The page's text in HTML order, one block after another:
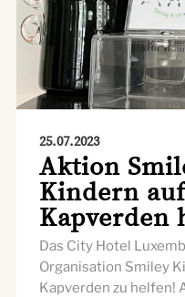
25.07.2023
Aktion
Kindern
Kapverden
Das City Hotel
Organisation Smiley
Kapverden zu helfen!